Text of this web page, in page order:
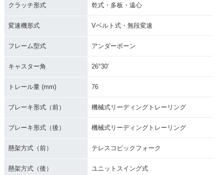
クラッチ形式 乾式・多板・遠心
変速機形式 Vベルト式・無段変速
フレーム型式 アンダーボーン
キャスター角 26°30′
トレール量 (mm) 76
ブレーキ形式（前） 機械式リーディングトレーリング
ブレーキ形式（後） 機械式リーディングトレーリング
懸架方式（前） テレスコピックフォーク
懸架方式（後） ユニットスイング式